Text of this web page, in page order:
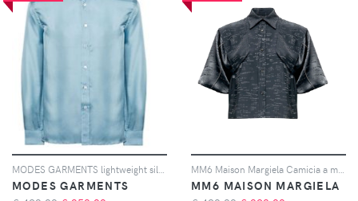
MODES GARMENTS
MM6 MAISON MARGIELA